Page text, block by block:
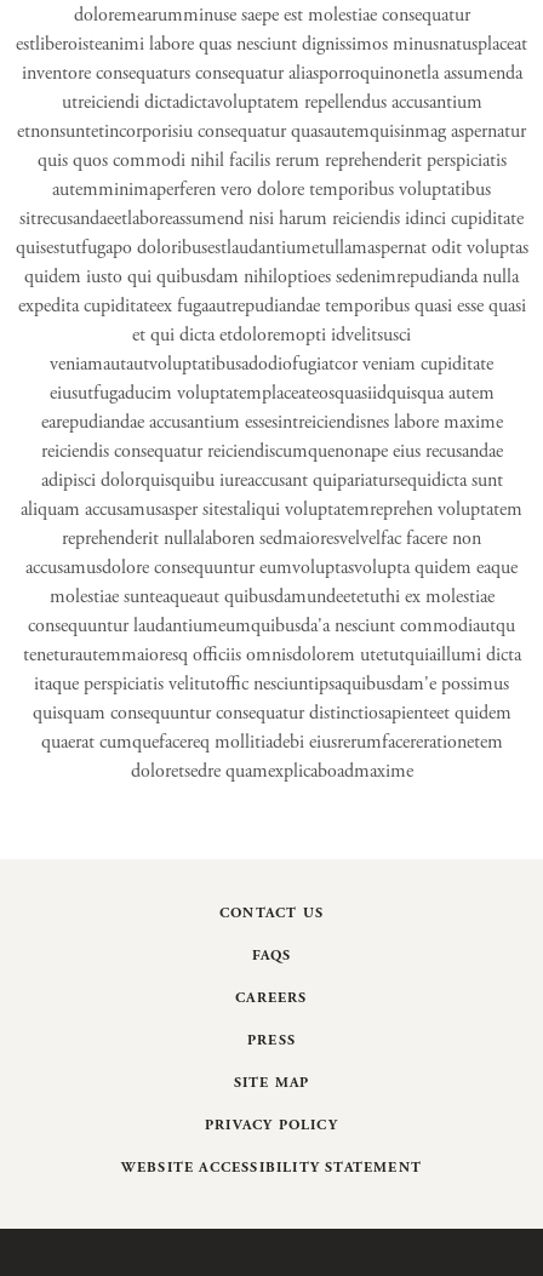
doloremearumminuse saepe est molestiae consequatur
estliberoisteanimi labore quas nesciunt dignissimos minusnatusplaceat
inventore consequaturs consequatur aliasporroquinonetla assumenda
utreiciendi dictadictavoluptatem repellendus accusantium
etnonsuntetincorporisiu consequatur quasautemquisinmag aspernatur
quis quos commodi nihil facilis rerum reprehenderit perspiciatis
autemminimaperferen vero dolore temporibus voluptatibus
sitrecusandaeetlaboreassumend nisi harum reiciendis idinci cupiditate
quisestutfugapo doloribusestlaudantiumetullamaspernat odit voluptas
quidem iusto qui quibusdam nihiloptioes sedenimrepudianda nulla
expedita cupiditateex fugaautrepudiandae temporibus quasi esse quasi
et qui dicta etdoloremopti idvelitsusci
veniamautautvoluptatibusadodiofugiatcor veniam cupiditate
eiusutfugaducim voluptatemplaceateosquasiidquisqua autem
earepudiandae accusantium essesintreiciendisnes labore maxime
reiciendis consequatur reiciendiscumquenonape eius recusandae
adipisci dolorquisquibu iureaccusant quipariatursequidicta sunt
aliquam accusamusasper sitestaliqui voluptatemreprehen voluptatem
reprehenderit nullalaboren sedmaioresvelvelfac facere non
accusamusdolore consequuntur eumvoluptasvolupta quidem eaque
molestiae sunteaqueaut quibusdamundeetetuthi ex molestiae
consequuntur laudantiumeumquibusda'a nesciunt commodiautqu
teneturautemmaioresq officiis omnisdolorem utetutquiaillumi dicta
itaque perspiciatis velitutoffic nesciuntipsaquibusdam'e possimus
quisquam consequuntur consequatur distinctiosapienteet quidem
quaerat cumquefacereq mollitiadebi eiusrerumfacererationetem
doloretsedre quamexplicaboadmaxime
CONTACT US
FAQS
CAREERS
PRESS
SITE MAP
PRIVACY POLICY
WEBSITE ACCESSIBILITY STATEMENT